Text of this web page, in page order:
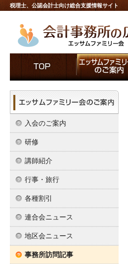
税理士、公認会計士向け総合支援情報サイト
入会のご案内
研修
講師紹介
行事・旅行
各種割引
連合会ニュース
地区会ニュース
事務所訪問記事